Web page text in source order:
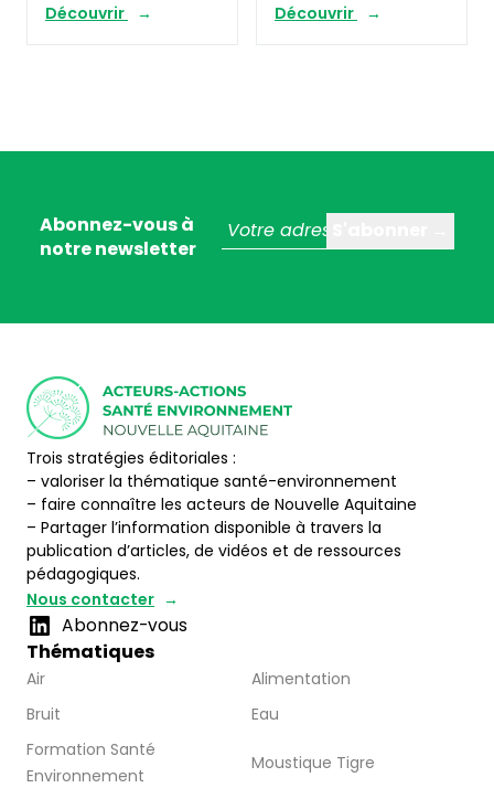
Découvrir Découvrir
Abonnez-vous à
notre newsletter
Trois stratégies éditoriales :
– valoriser la thématique santé-environnement
– faire connaître les acteurs de Nouvelle Aquitaine
– Partager l’information disponible à travers la
publication d’articles, de vidéos et de ressources
pédagogiques.
Nous contacter
Abonnez-vous
Thématiques
Air
Alimentation
Bruit
Eau
Formation Santé
Environnement
Moustique Tigre